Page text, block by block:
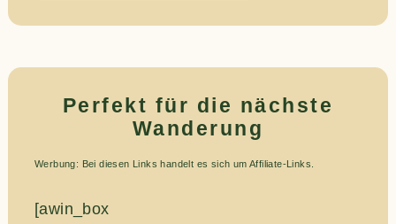
Perfekt für die nächste
Wanderung
Werbung: Bei diesen Links handelt es sich um Affiliate-Links.
[awin_box